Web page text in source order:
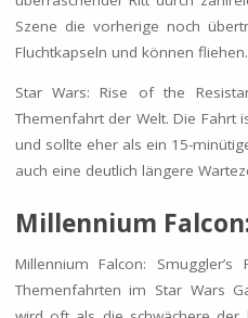
Szene die vorherige noch
Fluchtkapseln und können fliehen.
Star Wars: Rise of the
Themenfahrt der Welt. Die Fahrt
und sollte eher als ein 15-
auch eine deutlich längere
Millennium
Millennium Falcon:
Themenfahrten im Star Wars